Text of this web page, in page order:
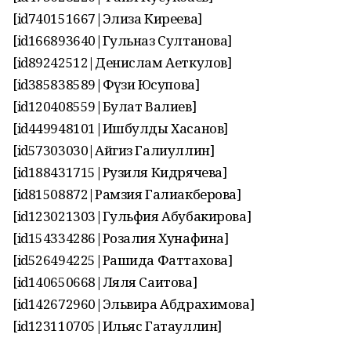
[id740151667|Элиза Киреева]
[id166893640|Гульназ Султанова]
[id89242512|Денислам Аеткулов]
[id385838589|Фәүзиә Юсупова]
[id120408559|Булат Валиев]
[id449948101|Ишбулды Хасанов]
[id57303030|Айгиз Галиуллин]
[id188431715|Рузиля Кидрячева]
[id81508872|Рамзия Галиакберова]
[id123021303|Гульфия Абубакирова]
[id154334286|Розалия Хунафина]
[id526494225|Рашида Фаттахова]
[id140650668|Ляля Саитова]
[id142672960|Эльвира Абдрахимова]
[id123110705|Ильяс Гатауллин]